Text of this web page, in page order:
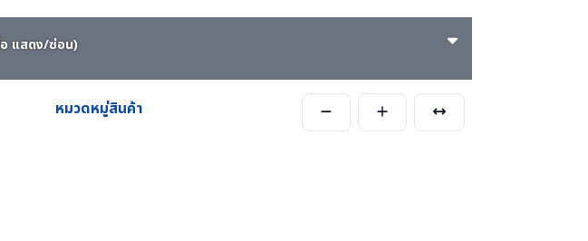
แสดง/ซ่อน)
หมวดหมู่สินค้า